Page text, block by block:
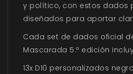
y político, con estos dados
diseñados para aportar
Cada set de dados oficial
Mascarada 5.ª edición
13x D10 personalizados